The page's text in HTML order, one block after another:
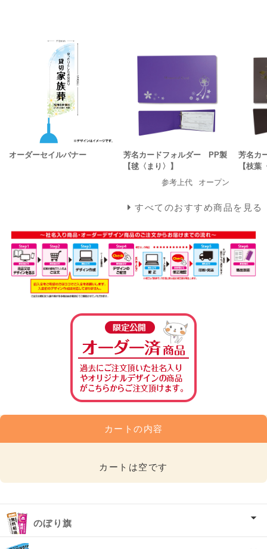
オーダーセイルバナー
芳名カードフォルダー PP製
【毬〈まり〉】
参考上代
オープン
芳名カ
【枝葉
すべてのおすすめ商品を見る
カートの内容
カートは空です
のぼり旗